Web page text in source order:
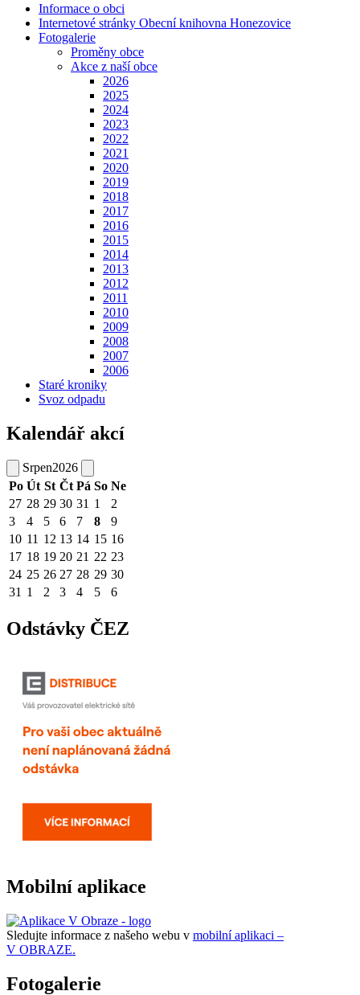
Informace o obci
Internetové stránky Obecní knihovna Honezovice
Fotogalerie
Proměny obce
Akce z naší obce
2026
2025
2024
2023
2022
2021
2020
2019
2018
2017
2016
2015
2014
2013
2012
2011
2010
2009
2008
2007
2006
Staré kroniky
Svoz odpadu
Kalendář akcí
Srpen2026
Po Út St Čt Pá So Ne
27 28 29 30 31 1
2
3
4 5 6 7 8
9
10 11 12 13 14 15 16
17 18 19 20 21 22 23
24 25 26 27 28 29 30
31 1 2 3 4 5 6
Odstávky ČEZ
Mobilní aplikace
Sledujte informace z našeho webu v mobilní aplikaci –
V OBRAZE.
Fotogalerie